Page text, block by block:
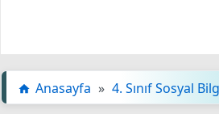
Anasayfa » 4. Sınıf Sosyal